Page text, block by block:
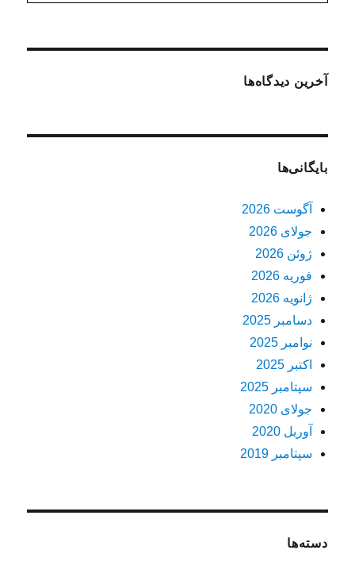
آخرین دیدگاه‌ها
بایگانی‌ها
آگوست 2026
جولای 2026
ژوئن 2026
فوریه 2026
ژانویه 2026
دسامبر 2025
نوامبر 2025
اکتبر 2025
سپتامبر 2025
جولای 2020
آوریل 2020
سپتامبر 2019
دسته‌ها